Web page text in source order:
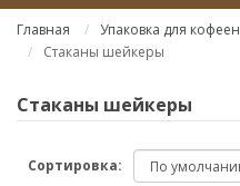
Главная Упаковка для кофеен
Стаканы шейкеры
Стаканы шейкеры
Сортировка: